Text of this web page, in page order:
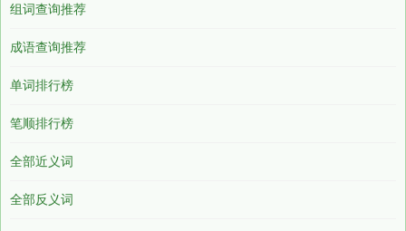
组词查询推荐
成语查询推荐
单词排行榜
笔顺排行榜
全部近义词
全部反义词